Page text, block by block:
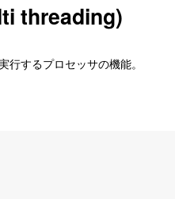
threading)
するプロセッサの機能。